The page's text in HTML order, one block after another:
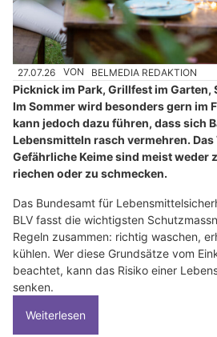
27.07.26 VON BELMEDIA REDAKTION
Picknick im Park, Grillfest im Garten,
Im Sommer wird besonders gern im
kann jedoch dazu führen, dass sich
Lebensmitteln rasch vermehren.
Gefährliche Keime sind meist weder
riechen oder zu schmecken.
Das Bundesamt für
BLV fasst die wichtigsten
Regeln zusammen: richtig waschen,
kühlen. Wer diese Grundsätze vom
beachtet, kann das Risiko einer
senken.
Weiterlesen